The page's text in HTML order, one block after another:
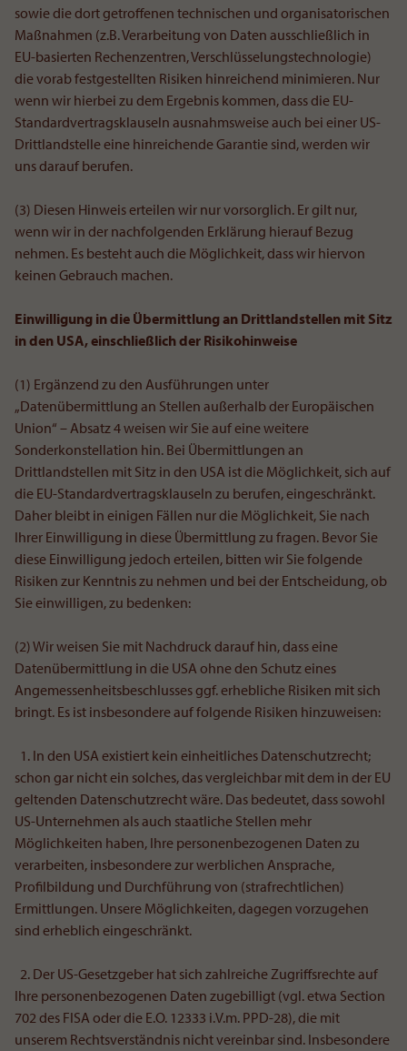
sowie die dort getroffenen technischen und organisatorischen
Maßnahmen (z.B. Verarbeitung von Daten ausschließlich in
EU-basierten Rechenzentren, Verschlüsselungstechnologie)
die vorab festgestellten Risiken hinreichend minimieren. Nur
wenn wir hierbei zu dem Ergebnis kommen, dass die EU-
Standardvertragsklauseln ausnahmsweise auch bei einer US-
Drittlandstelle eine hinreichende Garantie sind, werden wir
uns darauf berufen.
(3) Diesen Hinweis erteilen wir nur vorsorglich. Er gilt nur,
wenn wir in der nachfolgenden Erklärung hierauf Bezug
nehmen. Es besteht auch die Möglichkeit, dass wir hiervon
keinen Gebrauch machen.
Einwilligung in die Übermittlung an Drittlandstellen mit Sitz
in den USA, einschließlich der Risikohinweise
(1) Ergänzend zu den Ausführungen unter
„Datenübermittlung an Stellen außerhalb der Europäischen
Union“ – Absatz 4 weisen wir Sie auf eine weitere
Sonderkonstellation hin. Bei Übermittlungen an
Drittlandstellen mit Sitz in den USA ist die Möglichkeit, sich auf
die EU-Standardvertragsklauseln zu berufen, eingeschränkt.
Daher bleibt in einigen Fällen nur die Möglichkeit, Sie nach
Ihrer Einwilligung in diese Übermittlung zu fragen. Bevor Sie
diese Einwilligung jedoch erteilen, bitten wir Sie folgende
Risiken zur Kenntnis zu nehmen und bei der Entscheidung, ob
Sie einwilligen, zu bedenken:
(2) Wir weisen Sie mit Nachdruck darauf hin, dass eine
Datenübermittlung in die USA ohne den Schutz eines
Angemessenheitsbeschlusses ggf. erhebliche Risiken mit sich
bringt. Es ist insbesondere auf folgende Risiken hinzuweisen:
1. In den USA existiert kein einheitliches Datenschutzrecht;
schon gar nicht ein solches, das vergleichbar mit dem in der EU
geltenden Datenschutzrecht wäre. Das bedeutet, dass sowohl
US-Unternehmen als auch staatliche Stellen mehr
Möglichkeiten haben, Ihre personenbezogenen Daten zu
verarbeiten, insbesondere zur werblichen Ansprache,
Profilbildung und Durchführung von (strafrechtlichen)
Ermittlungen. Unsere Möglichkeiten, dagegen vorzugehen
sind erheblich eingeschränkt.
2. Der US-Gesetzgeber hat sich zahlreiche Zugriffsrechte auf
Ihre personenbezogenen Daten zugebilligt (vgl. etwa Section
702 des FISA oder die E.O. 12333 i.V.m. PPD-28), die mit
unserem Rechtsverständnis nicht vereinbar sind. Insbesondere